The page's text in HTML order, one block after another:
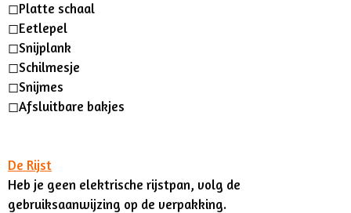
◻︎Platte schaal
◻︎Eetlepel
◻︎Snijplank
◻︎Schilmesje
◻︎Snijmes
◻︎Afsluitbare bakjes
De Rijst
Heb je geen elektrische rijstpan, volg de
gebruiksaanwijzing op de verpakking.